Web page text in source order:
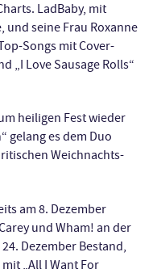
LadBaby, mit
und seine Frau Roxanne
Songs mit Cover-
„I Love Sausage Rolls“
heiligen Fest wieder
gelang es dem Duo
Weichnachts-
am 8. Dezember
und Wham! an der
Dezember Bestand,
„All I Want For